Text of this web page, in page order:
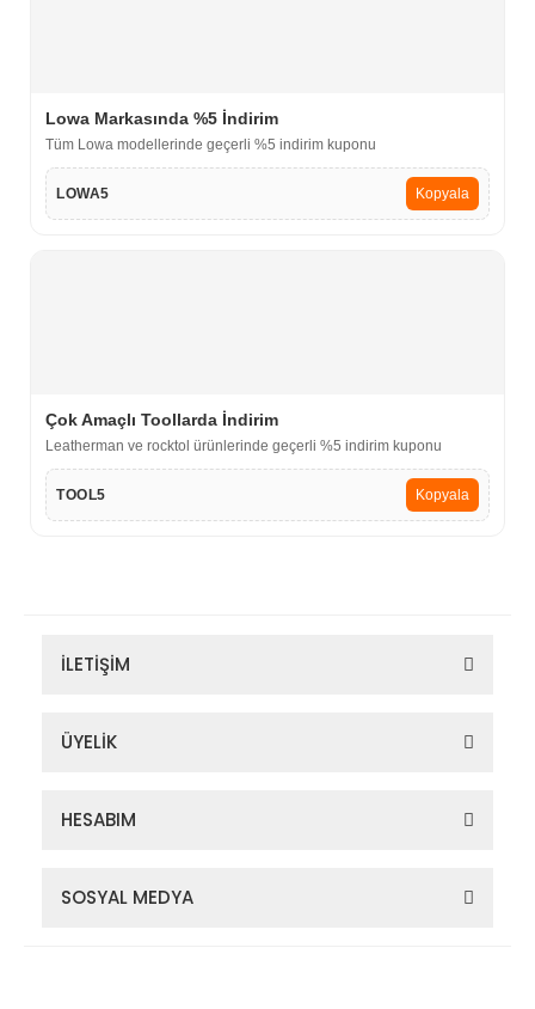
Lowa Markasında %5 İndirim
Tüm Lowa modellerinde geçerli %5 indirim kuponu
LOWA5 Kopyala
Çok Amaçlı Toollarda İndirim
Leatherman ve rocktol ürünlerinde geçerli %5 indirim kuponu
TOOL5 Kopyala
İLETİŞİM
ÜYELİK
HESABIM
SOSYAL MEDYA